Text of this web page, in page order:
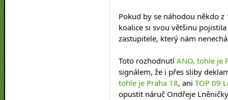
Pokud by se náhodou někdo
koalice si svou většinu
zastupitele, který nám
Toto rozhodnutí ANO, tohle je
signálem, že i přes sliby
tohle je Praha 18, ani TOP 09
opustit náruč Ondřeje